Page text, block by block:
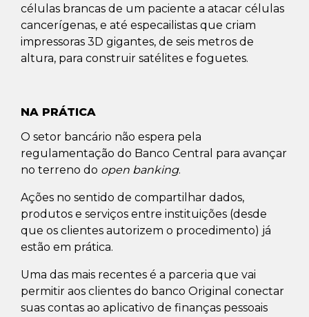
células brancas de um paciente a atacar células
cancerígenas, e até especailistas que criam
impressoras 3D gigantes, de seis metros de
altura, para construir satélites e foguetes.
NA PRÁTICA
O setor bancário não espera pela
regulamentação do Banco Central para avançar
no terreno do open banking.
Ações no sentido de compartilhar dados,
produtos e serviços entre instituições (desde
que os clientes autorizem o procedimento) já
estão em prática.
Uma das mais recentes é a parceria que vai
permitir aos clientes do banco Original conectar
suas contas ao aplicativo de finanças pessoais